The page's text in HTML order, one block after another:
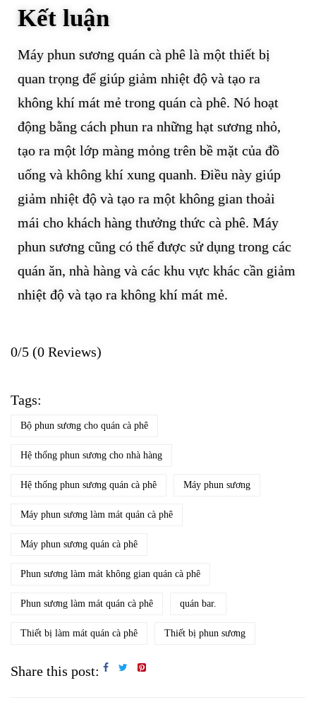
Kết luận
Máy phun sương quán cà phê là một thiết bị
quan trọng để giúp giảm nhiệt độ và tạo ra
không khí mát mẻ trong quán cà phê. Nó hoạt
động bằng cách phun ra những hạt sương nhỏ,
tạo ra một lớp màng mỏng trên bề mặt của đồ
uống và không khí xung quanh. Điều này giúp
giảm nhiệt độ và tạo ra một không gian thoải
mái cho khách hàng thưởng thức cà phê. Máy
phun sương cũng có thể được sử dụng trong các
quán ăn, nhà hàng và các khu vực khác cần giảm
nhiệt độ và tạo ra không khí mát mẻ.
0/5 (0 Reviews)
Tags:
Bộ phun sương cho quán cà phê
Hệ thống phun sương cho nhà hàng
Hệ thống phun sương quán cà phê Máy phun sương
Máy phun sương làm mát quán cà phê
Máy phun sương quán cà phê
Phun sương làm mát không gian quán cà phê
Phun sương làm mát quán cà phê quán bar.
Thiết bị làm mát quán cà phê Thiết bị phun sương
Share this post: